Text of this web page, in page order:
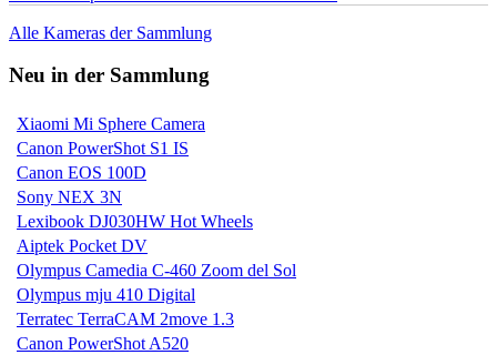
Alle Kameras der Sammlung
Neu in der Sammlung
Xiaomi Mi Sphere Camera
Canon PowerShot S1 IS
Canon EOS 100D
Sony NEX 3N
Lexibook DJ030HW Hot Wheels
Aiptek Pocket DV
Olympus Camedia C-460 Zoom del Sol
Olympus mju 410 Digital
Terratec TerraCAM 2move 1.3
Canon PowerShot A520